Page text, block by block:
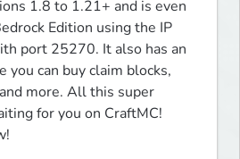
1.8 to 1.21+ and is even
Edition using the IP
port 25270. It also has an
you can buy claim blocks,
more. All this super
for you on CraftMC!